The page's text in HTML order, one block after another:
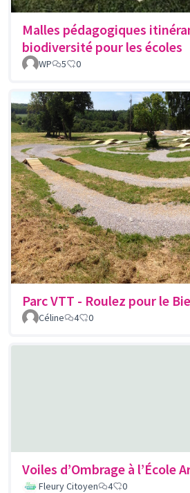
Malles pédagogiques
biodiversité pour les écoles
WP 5 0
Parc VTT - Roulez pour le
Céline 4 0
Voiles d’Ombrage à l’École
Fleury Citoyen 4 0